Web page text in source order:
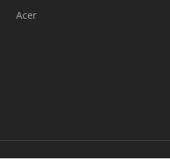
Acer